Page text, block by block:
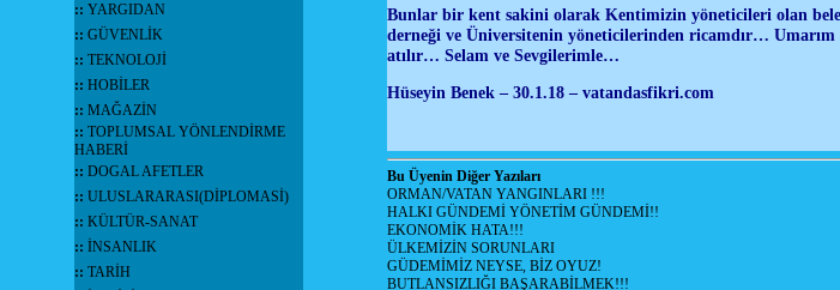
:: YARGIDAN
:: GÜVENLİK
:: TEKNOLOJİ
:: HOBİLER
:: MAĞAZİN
:: TOPLUMSAL YÖNLENDİRME
HABERİ
:: DOGAL AFETLER
:: ULUSLARARASI(DİPLOMASİ)
:: KÜLTÜR-SANAT
:: İNSANLIK
:: TARİH
Bunlar bir kent sakini olarak Kentimizin yöneticileri olan
derneği ve Üniversitenin yöneticilerinden ricamdır… Umarım
atılır… Selam ve Sevgilerimle…
Hüseyin Benek – 30.1.18 – vatandasfikri.com
Bu Üyenin Diğer Yazıları
ORMAN/VATAN YANGINLARI !!!
HALKI GÜNDEMİ YÖNETİM GÜNDEMİ!!
EKONOMİK HATA!!!
ÜLKEMİZİN SORUNLARI
GÜDEMİMİZ NEYSE, BİZ OYUZ!
BUTLANSIZLIĞI BAŞARABİLMEK!!!